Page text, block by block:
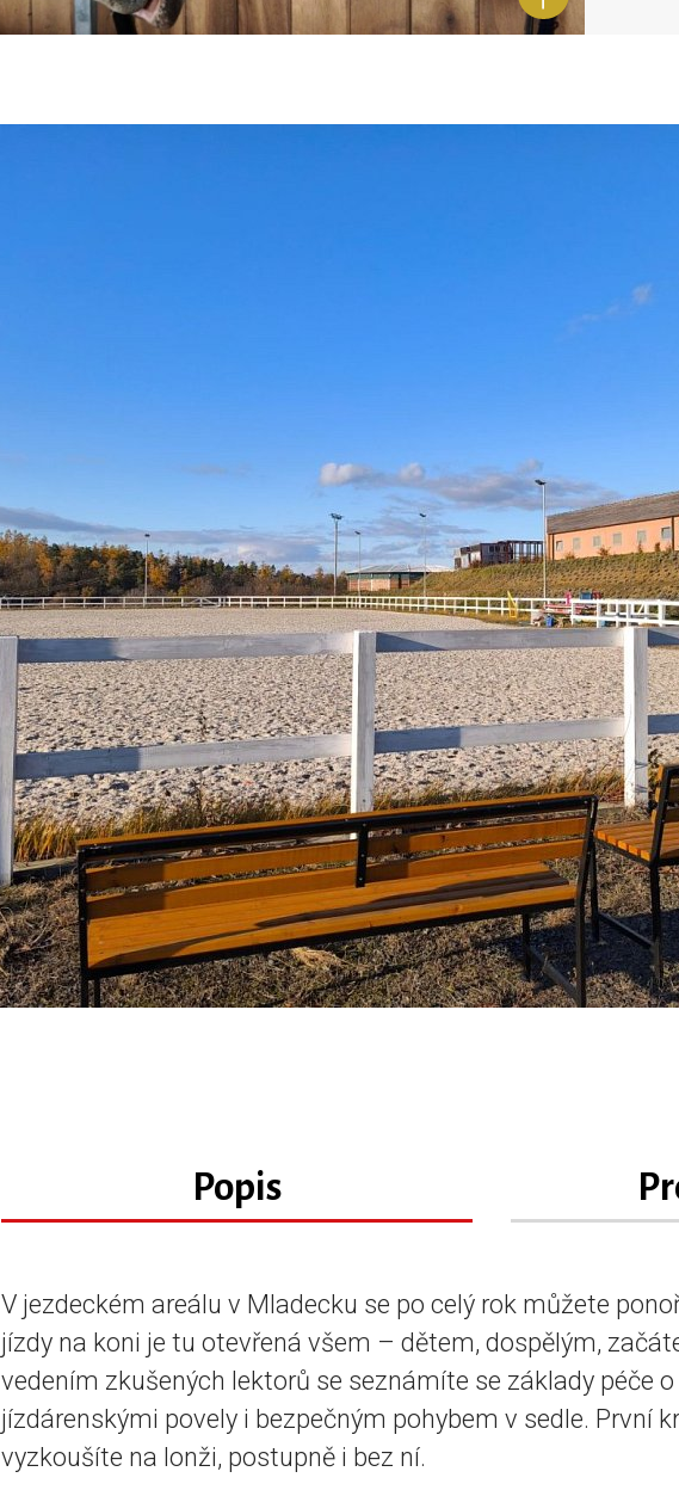
Popis
V jezdeckém areálu v Mladecku se po celý rok můžete
jízdy na koni je tu otevřená všem – dětem, dospělým,
vedením zkušených lektorů se seznámíte se základy péče
jízdárenskými povely i bezpečným pohybem v sedle. První
vyzkoušíte na lonži, postupně i bez ní.